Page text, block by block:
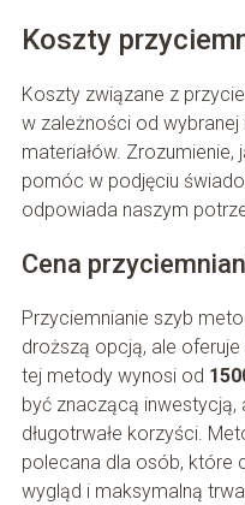
Koszty
Koszty związane z
w zależności od
materiałów.
pomóc w podjęciu
odpowiada naszym
Cena
Przyciemnianie szyb
droższą opcją, ale
tej metody wynosi od
być znaczącą inwestycją,
długotrwałe korzyści.
polecana dla osób, które
wygląd i maksymalną